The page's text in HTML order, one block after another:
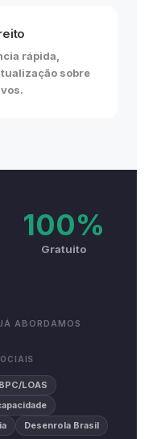
rápida,
sobre
100%
Gratuito
ABORDAMOS
BPC/LOAS
Desenrola Brasil